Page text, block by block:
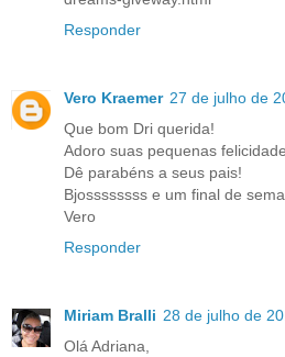
Responder
Vero Kraemer 27 de julho de
Que bom Dri querida!
Adoro suas pequenas
Dê parabéns a seus pais!
Bjossssssss e um final de
Vero
Responder
Miriam Bralli 28 de julho de
Olá Adriana,